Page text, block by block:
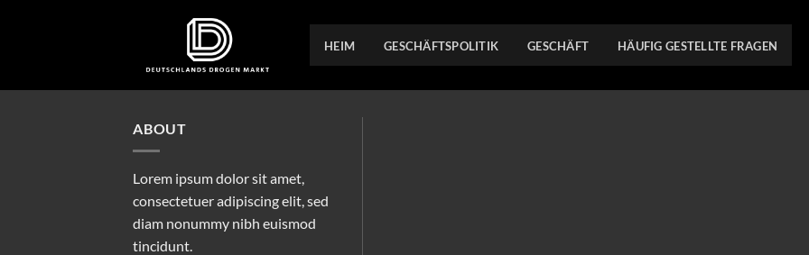
HEIM GESCHÄFTSPOLITIK GESCHÄFT HÄUFIG GESTELLTE FRAGEN
ABOUT
Lorem ipsum dolor sit amet,
consectetuer adipiscing elit, sed
diam nonummy nibh euismod
tincidunt.